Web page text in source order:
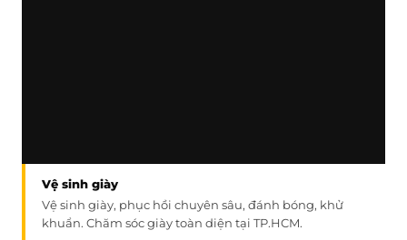
Vệ sinh giày
Vệ sinh giày, phục hồi chuyên sâu, đánh bóng, khử
khuẩn. Chăm sóc giày toàn diện tại TP.HCM.